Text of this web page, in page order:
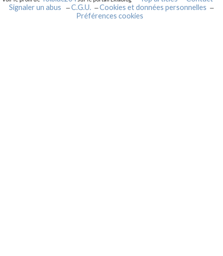
Signaler un abus
C.G.U.
Cookies et données personnelles
Préférences cookies